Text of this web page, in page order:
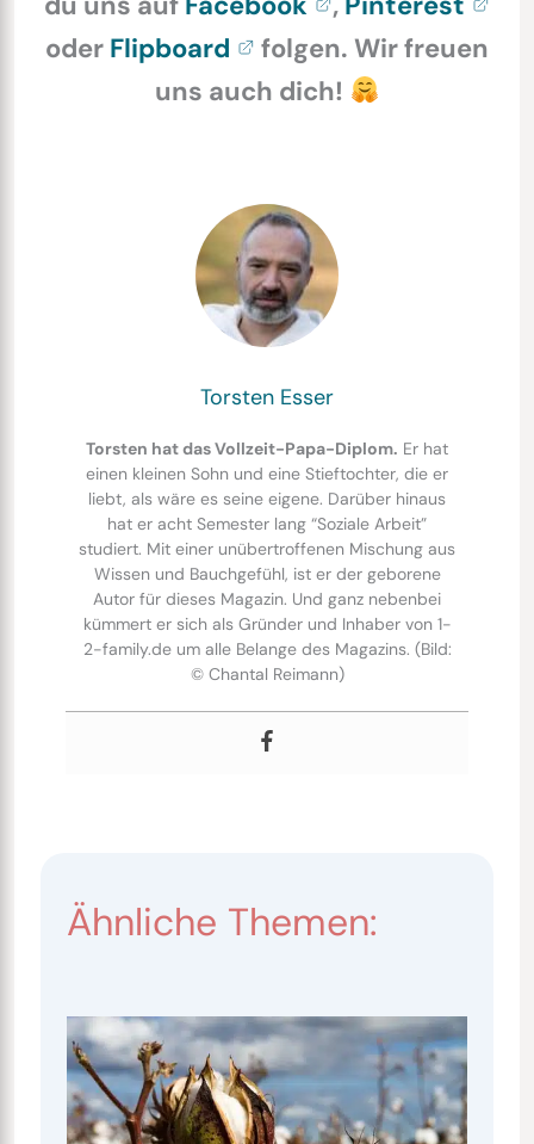
oder Flipboard
folgen. Wir freuen
uns auch dich!
Torsten Esser
Torsten hat das Vollzeit-Papa-Diplom. Er hat
einen kleinen Sohn und eine Stieftochter, die er
liebt, als wäre es seine eigene. Darüber hinaus
hat er acht Semester lang “Soziale Arbeit”
studiert. Mit einer unübertroffenen Mischung aus
Wissen und Bauchgefühl, ist er der geborene
Autor für dieses Magazin. Und ganz nebenbei
kümmert er sich als Gründer und Inhaber von 1-
2-family.de um alle Belange des Magazins. (Bild:
© Chantal Reimann)
Ähnliche Themen: